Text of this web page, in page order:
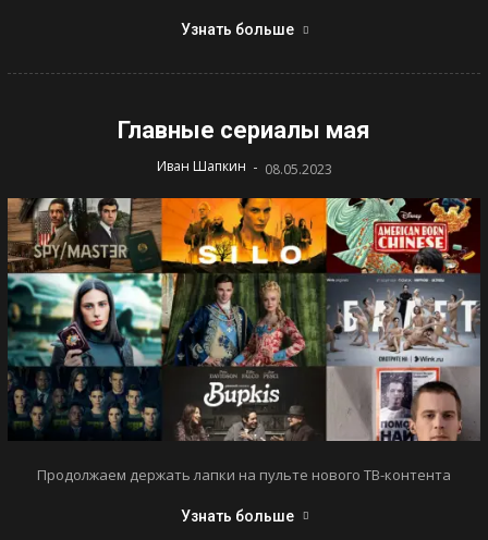
Узнать больше
Главные сериалы мая
Иван Шапкин - 08.05.2023
Продолжаем держать лапки на пульте нового ТВ-контента
Узнать больше